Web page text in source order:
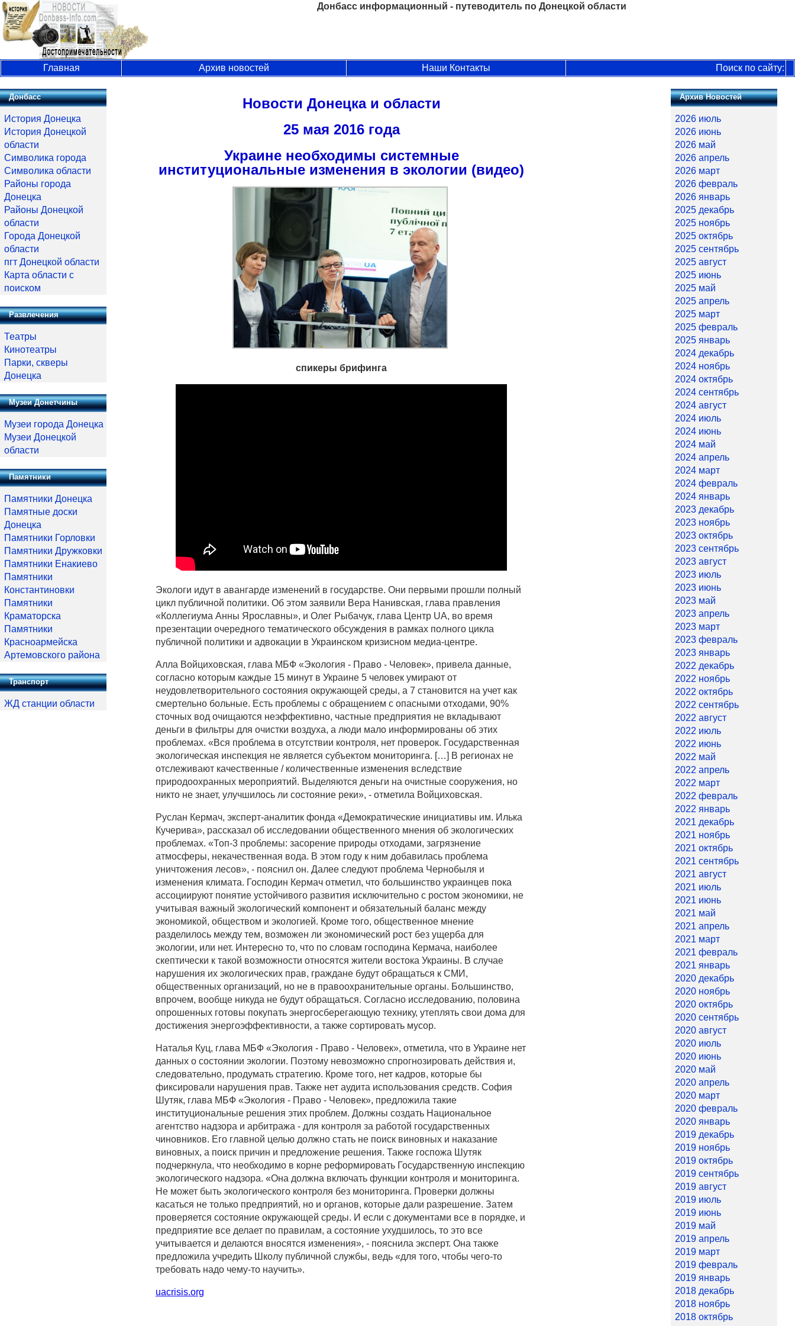
Донбасс информационный - путеводитель по Донецкой области
Главная Архив новостей Наши Контакты Поиск по сайту:
Новости Донецка и области
25 мая 2016 года
Украине необходимы системные
институциональные изменения в экологии (видео)
спикеры брифинга
Экологи идут в авангарде изменений в государстве. Они первыми прошли полный
цикл публичной политики. Об этом заявили Вера Нанивская, глава правления
«Коллегиума Анны Ярославны», и Олег Рыбачук, глава Центр UA, во время
презентации очередного тематического обсуждения в рамках полного цикла
публичной политики и адвокации в Украинском кризисном медиа-центре.
Алла Войциховская, глава МБФ «Экология - Право - Человек», привела данные,
согласно которым каждые 15 минут в Украине 5 человек умирают от
неудовлетворительного состояния окружающей среды, а 7 становится на учет как
смертельно больные. Есть проблемы с обращением с опасными отходами, 90%
сточных вод очищаются неэффективно, частные предприятия не вкладывают
деньги в фильтры для очистки воздуха, а люди мало информированы об этих
проблемах. «Вся проблема в отсутствии контроля, нет проверок. Государственная
экологическая инспекция не является субъектом мониторинга. […] В регионах не
отслеживают качественные / количественные изменения вследствие
природоохранных мероприятий. Выделяются деньги на очистные сооружения, но
никто не знает, улучшилось ли состояние реки», - отметила Войциховская.
Руслан Кермач, эксперт-аналитик фонда «Демократические инициативы им. Илька
Кучерива», рассказал об исследовании общественного мнения об экологических
проблемах. «Топ-3 проблемы: засорение природы отходами, загрязнение
атмосферы, некачественная вода. В этом году к ним добавилась проблема
уничтожения лесов», - пояснил он. Далее следуют проблема Чернобыля и
изменения климата. Господин Кермач отметил, что большинство украинцев пока
ассоциируют понятие устойчивого развития исключительно с ростом экономики, не
учитывая важный экологический компонент и обязательный баланс между
экономикой, обществом и экологией. Кроме того, общественное мнение
разделилось между тем, возможен ли экономический рост без ущерба для
экологии, или нет. Интересно то, что по словам господина Кермача, наиболее
скептически к такой возможности относятся жители востока Украины. В случае
нарушения их экологических прав, граждане будут обращаться к СМИ,
общественных организаций, но не в правоохранительные органы. Большинство,
впрочем, вообще никуда не будут обращаться. Согласно исследованию, половина
опрошенных готовы покупать энергосберегающую технику, утеплять свои дома для
достижения энергоэффективности, а также сортировать мусор.
Наталья Куц, глава МБФ «Экология - Право - Человек», отметила, что в Украине нет
данных о состоянии экологии. Поэтому невозможно спрогнозировать действия и,
следовательно, продумать стратегию. Кроме того, нет кадров, которые бы
фиксировали нарушения прав. Также нет аудита использования средств. София
Шутяк, глава МБФ «Экология - Право - Человек», предложила такие
институциональные решения этих проблем. Должны создать Национальное
агентство надзора и арбитража - для контроля за работой государственных
чиновников. Его главной целью должно стать не поиск виновных и наказание
виновных, а поиск причин и предложение решения. Также госпожа Шутяк
подчеркнула, что необходимо в корне реформировать Государственную инспекцию
экологического надзора. «Она должна включать функции контроля и мониторинга.
Не может быть экологического контроля без мониторинга. Проверки должны
касаться не только предприятий, но и органов, которые дали разрешение. Затем
проверяется состояние окружающей среды. И если с документами все в порядке, и
предприятие все делает по правилам, а состояние ухудшилось, то это все
учитывается и делаются вносятся изменения», - пояснила эксперт. Она также
предложила учредить Школу публичной службы, ведь «для того, чтобы чего-то
требовать надо чему-то научить».
uacrisis.org
Донбасс
История Донецка
История Донецкой
области
Символика города
Символика области
Районы города
Донецка
Районы Донецкой
области
Города Донецкой
области
пгт Донецкой области
Карта области с
поиском
Развлечения
Театры
Кинотеатры
Парки, скверы
Донецка
Музеи Донетчины
Музеи города Донецка
Музеи Донецкой
области
Памятники
Памятники Донецка
Памятные доски
Донецка
Памятники Горловки
Памятники Дружковки
Памятники Енакиево
Памятники
Константиновки
Памятники
Краматорска
Памятники
Красноармейска
Артемовского района
Транспорт
ЖД станции области
Архив Новостей
2026 июль
2026 июнь
2026 май
2026 апрель
2026 март
2026 февраль
2026 январь
2025 декабрь
2025 ноябрь
2025 октябрь
2025 сентябрь
2025 август
2025 июнь
2025 май
2025 апрель
2025 март
2025 февраль
2025 январь
2024 декабрь
2024 ноябрь
2024 октябрь
2024 сентябрь
2024 август
2024 июль
2024 июнь
2024 май
2024 апрель
2024 март
2024 февраль
2024 январь
2023 декабрь
2023 ноябрь
2023 октябрь
2023 сентябрь
2023 август
2023 июль
2023 июнь
2023 май
2023 апрель
2023 март
2023 февраль
2023 январь
2022 декабрь
2022 ноябрь
2022 октябрь
2022 сентябрь
2022 август
2022 июль
2022 июнь
2022 май
2022 апрель
2022 март
2022 февраль
2022 январь
2021 декабрь
2021 ноябрь
2021 октябрь
2021 сентябрь
2021 август
2021 июль
2021 июнь
2021 май
2021 апрель
2021 март
2021 февраль
2021 январь
2020 декабрь
2020 ноябрь
2020 октябрь
2020 сентябрь
2020 август
2020 июль
2020 июнь
2020 май
2020 апрель
2020 март
2020 февраль
2020 январь
2019 декабрь
2019 ноябрь
2019 октябрь
2019 сентябрь
2019 август
2019 июль
2019 июнь
2019 май
2019 апрель
2019 март
2019 февраль
2019 январь
2018 декабрь
2018 ноябрь
2018 октябрь